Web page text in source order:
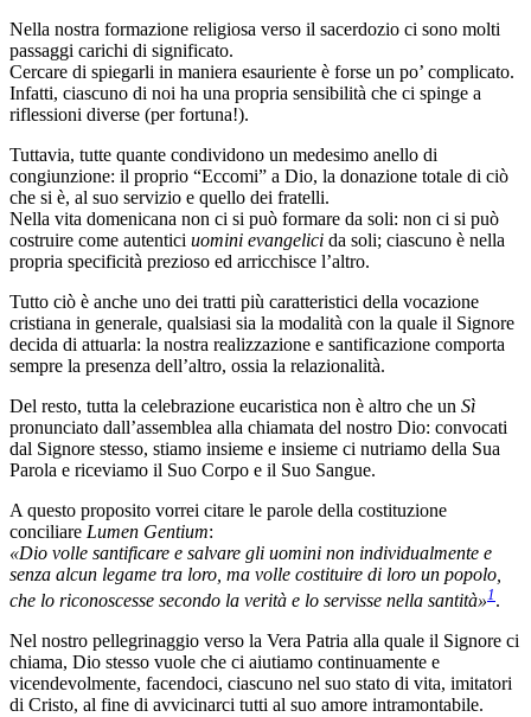
Nella nostra formazione religiosa verso il sacerdozio ci sono molti
passaggi carichi di significato.
Cercare di spiegarli in maniera esauriente è forse un po’ complicato.
Infatti, ciascuno di noi ha una propria sensibilità che ci spinge a
riflessioni diverse (per fortuna!).
Tuttavia, tutte quante condividono un medesimo anello di
congiunzione: il proprio “Eccomi” a Dio, la donazione totale di ciò
che si è, al suo servizio e quello dei fratelli.
Nella vita domenicana non ci si può formare da soli: non ci si può
costruire come autentici uomini evangelici da soli; ciascuno è nella
propria specificità prezioso ed arricchisce l’altro.
Tutto ciò è anche uno dei tratti più caratteristici della vocazione
cristiana in generale, qualsiasi sia la modalità con la quale il Signore
decida di attuarla: la nostra realizzazione e santificazione comporta
sempre la presenza dell’altro, ossia la relazionalità.
Del resto, tutta la celebrazione eucaristica non è altro che un Sì
pronunciato dall’assemblea alla chiamata del nostro Dio: convocati
dal Signore stesso, stiamo insieme e insieme ci nutriamo della Sua
Parola e riceviamo il Suo Corpo e il Suo Sangue.
A questo proposito vorrei citare le parole della costituzione
conciliare Lumen Gentium:
«Dio volle santificare e salvare gli uomini non individualmente e
senza alcun legame tra loro, ma volle costituire di loro un popolo,
che lo riconoscesse secondo la verità e lo servisse nella santità»1 .
Nel nostro pellegrinaggio verso la Vera Patria alla quale il Signore ci
chiama, Dio stesso vuole che ci aiutiamo continuamente e
vicendevolmente, facendoci, ciascuno nel suo stato di vita, imitatori
di Cristo, al fine di avvicinarci tutti al suo amore intramontabile.